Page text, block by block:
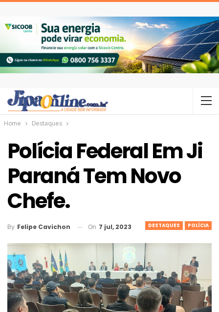
Home Destaques
Polícia Federal Em Ji
Paraná Tem Novo
Chefe.
DESTAQUES POLÍCIA
By Felipe Cavichon On 7 jul, 2023